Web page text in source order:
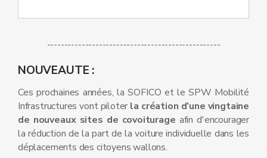
--------------------------------------------------
NOUVEAUTE :
Ces prochaines années, la SOFICO et le SPW Mobilité
Infrastructures vont piloter la création d’une vingtaine
de nouveaux sites de covoiturage afin d'encourager
la réduction de la part de la voiture individuelle dans les
déplacements des citoyens wallons.